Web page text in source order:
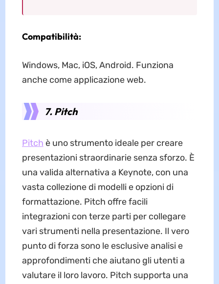
Compatibilità:
Windows, Mac, iOS, Android. Funziona
anche come applicazione web.
7. Pitch
Pitch è uno strumento ideale per creare
presentazioni straordinarie senza sforzo. È
una valida alternativa a Keynote, con una
vasta collezione di modelli e opzioni di
formattazione. Pitch offre facili
integrazioni con terze parti per collegare
vari strumenti nella presentazione. Il vero
punto di forza sono le esclusive analisi e
approfondimenti che aiutano gli utenti a
valutare il loro lavoro. Pitch supporta una